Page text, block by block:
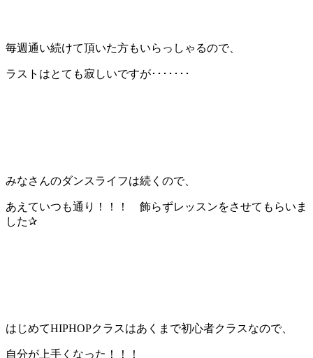
毎週通い続けて頂いた方もいらっしゃるので、
ラストはとても寂しいですが･･･････
みなさんのダンスライフは続くので、
あえていつも通り！！！ 飾らずレッスンをさせてもらいま
した✰
はじめてHIPHOPクラスはあくまで初心者クラスなので、
自分が上手くなった！！！